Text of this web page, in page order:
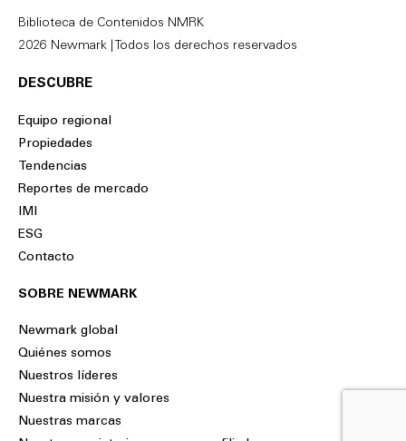
Biblioteca de Contenidos NMRK
2026 Newmark | Todos los derechos reservados
DESCUBRE
Equipo regional
Propiedades
Tendencias
Reportes de mercado
IMI
ESG
Contacto
SOBRE NEWMARK
Newmark global
Quiénes somos
Nuestros líderes
Nuestra misión y valores
Nuestras marcas